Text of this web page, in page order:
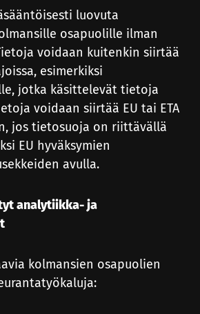
luovuta
osapuolille ilman
voidaan kuitenkin siirtää
esimerkiksi
jotka käsittelevät tietoja
voidaan siirtää EU tai ETA
jos tietosuoja on riittävällä
EU hyväksymien
avulla.
analytiikka- ja
kolmansien osapuolien